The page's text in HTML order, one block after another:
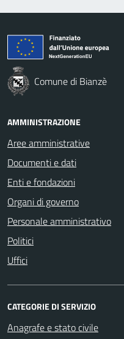
Comune di Bianzè
AMMINISTRAZIONE
Aree amministrative
Documenti e dati
Enti e fondazioni
Organi di governo
Personale amministrativo
Politici
Uffici
CATEGORIE DI SERVIZIO
Anagrafe e stato civile